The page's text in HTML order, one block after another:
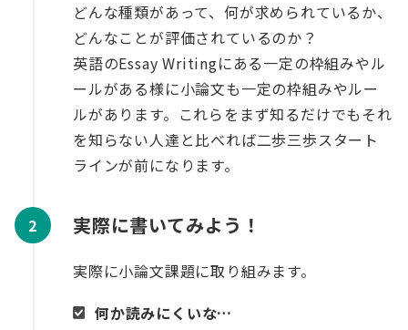
どんな種類があって、何が求められているか、
どんなことが評価されているのか？
英語のEssay Writingにある一定の枠組みやル
ールがある様に小論文も一定の枠組みやルー
ルがあります。これらをまず知るだけでもそれ
を知らない人達と比べれば二歩三歩スタート
ラインが前になります。
実際に書いてみよう！
実際に小論文課題に取り組みます。
何か読みにくいな…